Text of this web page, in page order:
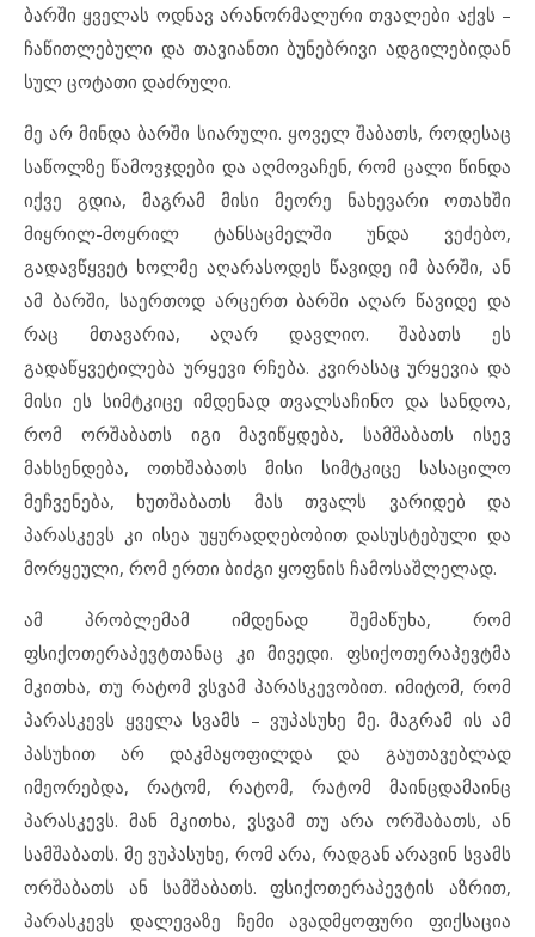
ბარში ყველას ოდნავ არანორმალური თვალები აქვს –
ჩაწითლებული და თავიანთი ბუნებრივი ადგილებიდან
სულ ცოტათი დაძრული.
მე არ მინდა ბარში სიარული. ყოველ შაბათს, როდესაც
საწოლზე წამოვჯდები და აღმოვაჩენ, რომ ცალი წინდა
იქვე გდია, მაგრამ მისი მეორე ნახევარი ოთახში
მიყრილ-მოყრილ ტანსაცმელში უნდა ვეძებო,
გადავწყვეტ ხოლმე აღარასოდეს წავიდე იმ ბარში, ან
ამ ბარში, საერთოდ არცერთ ბარში აღარ წავიდე და
რაც მთავარია, აღარ დავლიო. შაბათს ეს
გადაწყვეტილება ურყევი რჩება. კვირასაც ურყევია და
მისი ეს სიმტკიცე იმდენად თვალსაჩინო და სანდოა,
რომ ორშაბათს იგი მავიწყდება, სამშაბათს ისევ
მახსენდება, ოთხშაბათს მისი სიმტკიცე სასაცილო
მეჩვენება, ხუთშაბათს მას თვალს ვარიდებ და
პარასკევს კი ისეა უყურადღებობით დასუსტებული და
მორყეული, რომ ერთი ბიძგი ყოფნის ჩამოსაშლელად.
ამ პრობლემამ იმდენად შემაწუხა, რომ
ფსიქოთერაპევტთანაც კი მივედი. ფსიქოთერაპევტმა
მკითხა, თუ რატომ ვსვამ პარასკევობით. იმიტომ, რომ
პარასკევს ყველა სვამს – ვუპასუხე მე. მაგრამ ის ამ
პასუხით არ დაკმაყოფილდა და გაუთავებლად
იმეორებდა, რატომ, რატომ, რატომ მაინცდამაინც
პარასკევს. მან მკითხა, ვსვამ თუ არა ორშაბათს, ან
სამშაბათს. მე ვუპასუხე, რომ არა, რადგან არავინ სვამს
ორშაბათს ან სამშაბათს. ფსიქოთერაპევტის აზრით,
პარასკევს დალევაზე ჩემი ავადმყოფური ფიქსაცია